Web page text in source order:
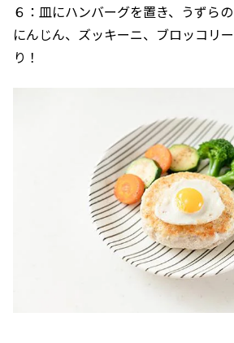
６：皿にハンバーグを置き、うずら
にんじん、ズッキーニ、ブロッコリ
り！